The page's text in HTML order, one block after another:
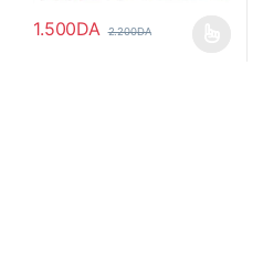
1.500DA 2.200DA